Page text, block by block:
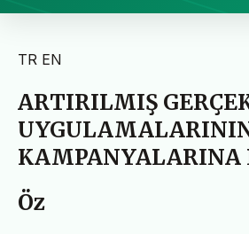
TR EN
ARTIRILMIŞ
KAMPANYALARINA
Öz